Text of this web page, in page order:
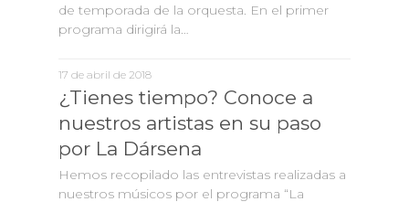
de temporada de la orquesta. En el primer
programa dirigirá la…
17 de abril de 2018
¿Tienes tiempo? Conoce a
nuestros artistas en su paso
por La Dársena
Hemos recopilado las entrevistas realizadas a
nuestros músicos por el programa “La